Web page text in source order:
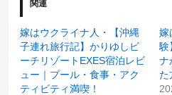
関連
嫁はウクライナ人・【沖縄
子連れ旅行記】かりゆしビ
ーチリゾートEXES宿泊レビ
ュー｜プール・食事・アク
ティビティ満喫！
嫁
験
ナ
た